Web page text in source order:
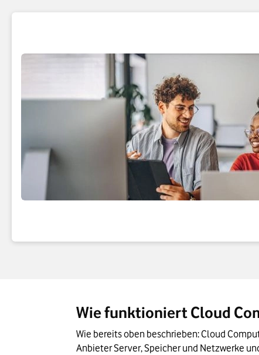
Wie funktioniert Cloud
Wie bereits oben beschrieben: Cloud
Anbieter Server, Speicher und Netzwerke